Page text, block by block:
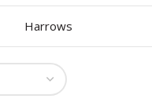
Harrows